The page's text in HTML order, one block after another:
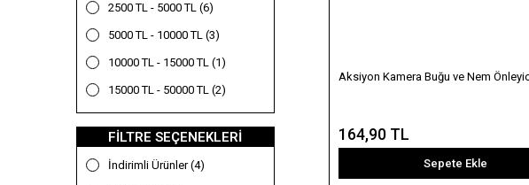
GoPro HERO 13 Black (1)
GoPro HERO 2 (1)
GoPro HERO 3 (1)
GoPro HERO 4 (1)
GoPro HERO 5 (1)
GoPro HERO 6 (1)
GoPro HERO 7 Black (1)
2500 TL - 5000 TL (6)
5000 TL - 10000 TL (3)
10000 TL - 15000 TL (1)
15000 TL - 50000 TL (2)
FILTRE SEÇENEKLERI
İndirimli Ürünler (4)
Aksiyon Kamera Buğu ve Nem
164,90 TL
Sepete Ekle